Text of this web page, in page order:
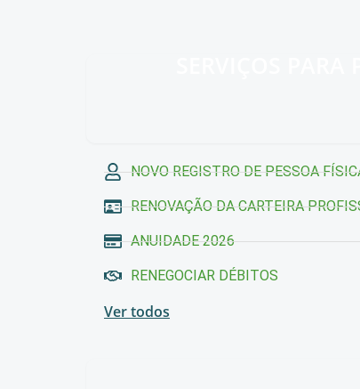
NOVO REGISTRO DE PESSOA
RENOVAÇÃO DA CARTEIRA
ANUIDADE 2026
RENEGOCIAR DÉBITOS
Ver todos